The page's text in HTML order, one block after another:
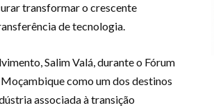
transformar o crescente
de tecnologia.
Salim Valá, durante o Fórum
como um dos destinos
associada à transição